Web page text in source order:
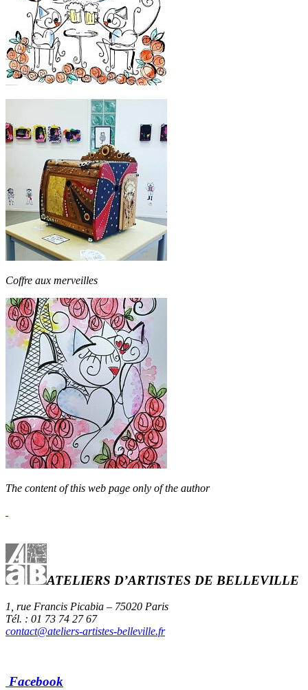
Coffre aux merveilles
The content of this web page only of the author
ATELIERS D’ARTISTES DE BELLEVILLE
1, rue Francis Picabia – 75020 Paris
Tél. : 01 73 74 27 67
contact@ateliers-artistes-belleville.fr
Facebook